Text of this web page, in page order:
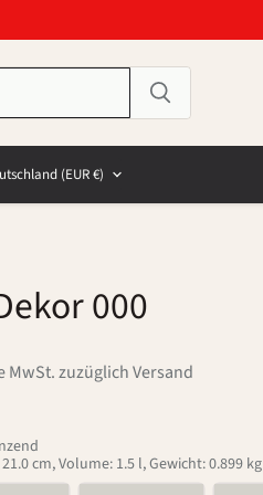
(EUR €)
000
MwSt. zuzüglich Versand
cm, Volume: 1.5 l, Gewicht: 0.899 kg